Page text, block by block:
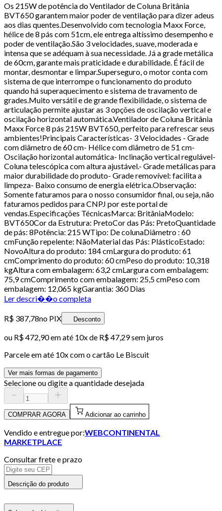
Os 215W de potência do Ventilador de Coluna Britânia
BVT650 garantem maior poder de ventilação para dizer adeus
aos dias quentes.Desenvolvido com tecnologia Maxx Force,
hélice de 8 pás com 51cm, ele entrega altíssimo desempenho e
poder de ventilação.São 3 velocidades, suave, moderada e
intensa que se adéquam à sua necessidade. Já a grade metálica
de 60cm, garante mais praticidade e durabilidade. É fácil de
montar, desmontar e limpar.Superseguro, o motor conta com
sistema de que interrompe o funcionamento do produto
quando há superaquecimento e sistema de travamento de
grades.Muito versátil e de grande flexibilidade, o sistema de
articulação permite ajustar as 3 opções de oscilação vertical e
oscilação horizontal automática.Ventilador de Coluna Britânia
Maxx Force 8 pás 215W BVT650, perfeito para refrescar seus
ambientes!Principais Características- 3 Velocidades - Grade
com diâmetro de 60 cm- Hélice com diâmetro de 51 cm-
Oscilação horizontal automática- Inclinação vertical regulável-
Coluna telescópica com altura ajustável.- Grade metálicas para
maior durabilidade do produto- Grade removível: facilita a
limpeza- Baixo consumo de energia elétrica.Observação:
Somente faturamos para o nosso consumidor final, ou seja, não
faturamos pedidos para CNPJ por este portal de
vendas.Especificações TécnicasMarca: BritâniaModelo:
BVT650Cor da Estrutura: PretoCor das Pás: PretoQuantidade
de pás: 8Potência: 215 WTipo: De colunaDiâmetro : 60
cmFunção repelente: NãoMaterial das Pás: PlásticoEstado:
NovoAltura do produto: 184 cmLargura do produto: 61
cmComprimento do produto: 60 cmPeso do produto: 10,318
kgAltura com embalagem: 63,2 cmLargura com embalagem:
75,9 cmComprimento com embalagem: 25,5 cmPeso com
embalagem: 12,065 kgGarantia: 360 Dias
Ler descri��o completa
R$ 387,78no PIX Desconto
ou R$ 472,90em até 10x de R$ 47,29 sem juros
Parcele em até 10x com o cartão Le Biscuit
Ver mais formas de pagamento
Selecione ou digite a quantidade desejada
COMPRAR AGORA Adicionar ao carrinho
Vendido e entregue por:WEBCONTINENTAL
MARKETPLACE
Consultar frete e prazo
Descrição do produto